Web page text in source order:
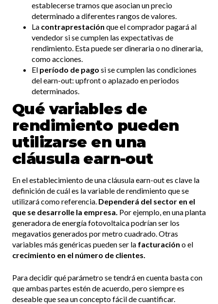
establecerse tramos que asocian un precio
determinado a diferentes rangos de valores.
La contraprestación que el comprador pagará al
vendedor si se cumplen las expectativas de
rendimiento. Esta puede ser dineraria o no dineraria,
como acciones.
El período de pago si se cumplen las condiciones
del earn-out: upfront o aplazado en periodos
determinados.
Qué variables de
rendimiento pueden
utilizarse en una
cláusula earn-out
En el establecimiento de una cláusula earn-out es clave la
definición de cuál es la variable de rendimiento que se
utilizará como referencia. Dependerá del sector en el
que se desarrolle la empresa. Por ejemplo, en una planta
generadora de energía fotovoltaica podrían ser los
megavatios generados por metro cuadrado. Otras
variables más genéricas pueden ser la facturación o el
crecimiento en el número de clientes.
Para decidir qué parámetro se tendrá en cuenta basta con
que ambas partes estén de acuerdo, pero siempre es
deseable que sea un concepto fácil de cuantificar.